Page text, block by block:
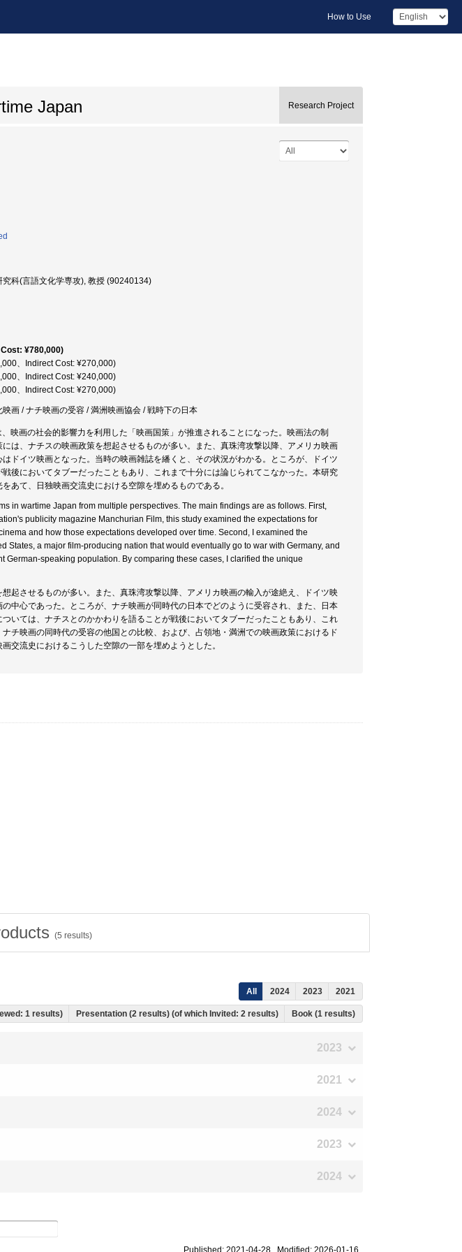
How to Use
Japan Research Project
科(言語文化学専攻), 教授 (90240134)
¥780,000)
、Indirect Cost: ¥270,000)
、Indirect Cost: ¥240,000)
、Indirect Cost: ¥270,000)
画 / ナチ映画の受容 / 満洲映画協会 / 戦時下の日本
映画の社会的影響力を利用した「映画国策」が推進されることになった。映画法の制
は、ナチスの映画政策を想起させるものが多い。また、真珠湾攻撃以降、アメリカ映画
ドイツ映画となった。当時の映画雑誌を繙くと、その状況がわかる。ところが、ドイツ
後においてタブーだったこともあり、これまで十分には論じられてこなかった。本研究
あて、日独映画交流史における空隙を埋めるものである。
in wartime Japan from multiple perspectives. The main findings are as follows. First,
publicity magazine Manchurian Film, this study examined the expectations for
and how those expectations developed over time. Second, I examined the
States, a major film-producing nation that would eventually go to war with Germany, and
German-speaking population. By comparing these cases, I clarified the unique
起させるものが多い。また、真珠湾攻撃以降、アメリカ映画の輸入が途絶え、ドイツ映
中心であった。ところが、ナチ映画が同時代の日本でどのように受容され、また、日本
いては、ナチスとのかかわりを語ることが戦後においてタブーだったこともあり、これ
チ映画の同時代の受容の他国との比較、および、占領地・満洲での映画政策におけるド
交流史におけるこうした空隙の一部を埋めようとした。
(5 results)
All 2024 2023 2021
1 results) Presentation (2 results) (of which Invited: 2 results) Book (1 results)
2023
2021
2024
2023
2024
Published: 2021-04-28 Modified: 2026-01-16